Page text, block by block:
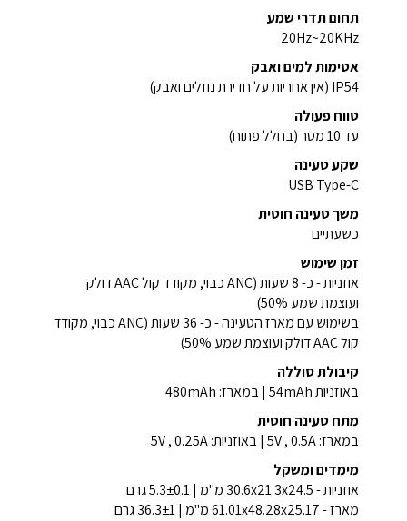
תחום תדרי שמע
20Hz~20KHz
אטימות למים ואבק
IP54 (אין אחריות על חדירת נוזלים ואבק)
טווח פעולה
עד 10 מטר (בחלל פתוח)
שקע טעינה
USB Type-C
משך טעינה חוטית
כשעתיים
זמן שימוש
אוזניות - כ- 8 שעות (ANC כבוי, מקודד קול AAC דולק
ועוצמת שמע 50%)
בשימוש עם מארז הטעינה - כ- 36 שעות (ANC כבוי, מקודד
קול AAC דולק ועוצמת שמע 50%)
קיבולת סוללה
באוזניות 54mAh | במארז: 480mAh
מתח טעינה חוטית
במארז: 5V , 0.5A | באוזניות: 5V , 0.25A
מימדים ומשקל
אוזניות - 30.6x21.3x24.5 מ"מ | 5.3±0.1 גרם
מארז - 61.01x48.28x25.17 מ"מ | 36.3±1 גרם